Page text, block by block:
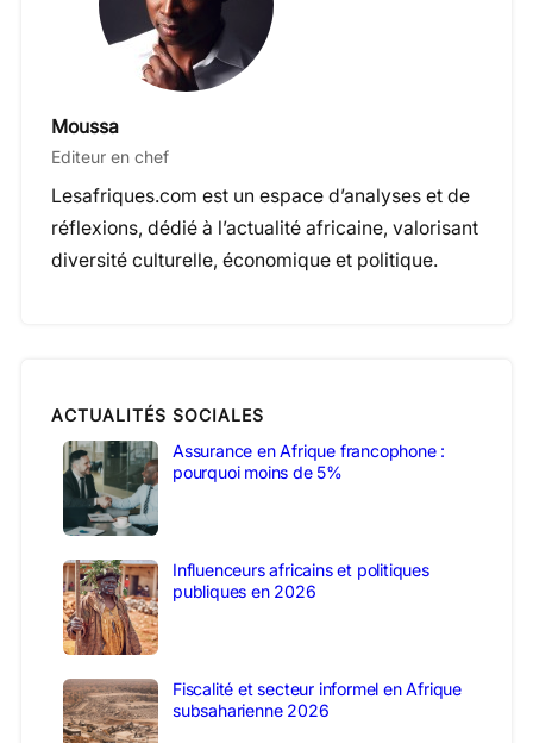
Moussa
Editeur en chef
Lesafriques.com est un espace d’analyses et de
réflexions, dédié à l’actualité africaine, valorisant
diversité culturelle, économique et politique.
ACTUALITÉS SOCIALES
Assurance en Afrique francophone :
pourquoi moins de 5%
Influenceurs africains et politiques
publiques en 2026
Fiscalité et secteur informel en Afrique
subsaharienne 2026